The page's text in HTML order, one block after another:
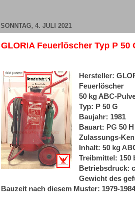
SONNTAG, 4. JULI 2021
GLORIA Feuerlöscher Typ P 50
Hersteller:
Feuerlöscher
50 kg ABC-
Typ: P 50 G
Baujahr: 1981
Bauart: PG 50
Zulassungs-
Inhalt: 50 kg
Treibmittel: 150
Betriebsdruck:
Gewicht des
Bauzeit nach diesem Muster: 1979-1984